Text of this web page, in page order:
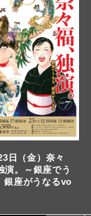
日（金）奈々
演。～銀座でう
銀座がうなるvo